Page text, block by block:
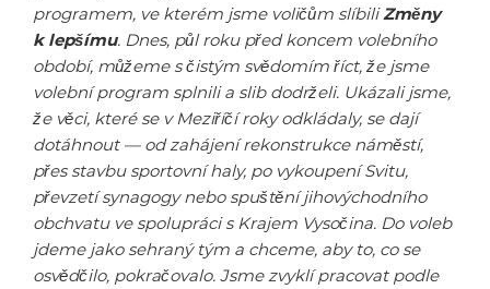
programem, ve kterém jsme voličům slíbiliZměny
k lepšímu. Dnes, půl roku před koncem volebního
období, můžeme s čistým svědomím říct, že jsme
volební program splnili a slib dodrželi. Ukázali jsme,
že věci, které se v Meziříčí roky odkládaly, se dají
dotáhnout — od zahájení rekonstrukce náměstí,
přes stavbu sportovní haly, po vykoupení Svitu,
převzetí synagogy nebo spuštění jihovýchodního
obchvatu ve spolupráci s Krajem Vysočina. Do voleb
jdeme jako sehraný tým a chceme, aby to, co se
osvědčilo, pokračovalo. Jsme zvyklí pracovat podle